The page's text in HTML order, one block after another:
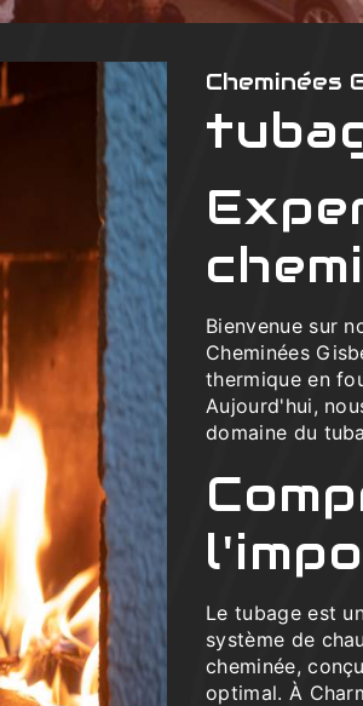
Cheminées
Bienvenue sur
Cheminées
thermique en
Aujourd'hui,
domaine du
Le tubage est
système de
cheminée,
optimal. À